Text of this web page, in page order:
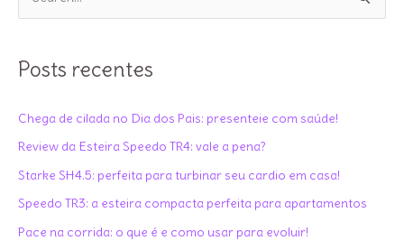
q
i
s
o
Posts recentes
Chega de cilada no Dia dos Pais: presenteie com saúde!
Review da Esteira Speedo TR4: vale a pena?
Starke SH4.5: perfeita para turbinar seu cardio em casa!
Speedo TR3: a esteira compacta perfeita para apartamentos
Pace na corrida: o que é e como usar para evoluir!